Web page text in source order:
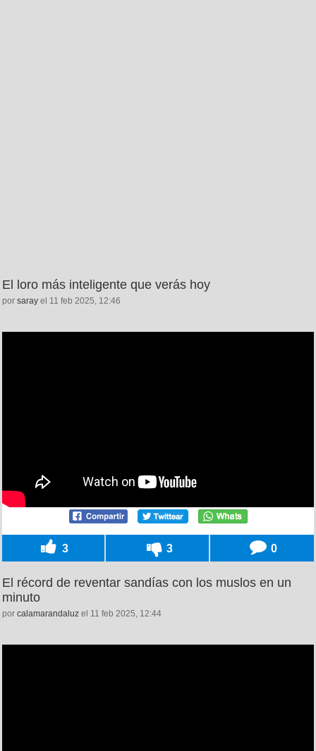
El loro más inteligente que verás hoy
por saray el 11 feb 2025, 12:46
3 3 0
El récord de reventar sandías con los muslos en un
minuto
por calamarandaluz el 11 feb 2025, 12:44